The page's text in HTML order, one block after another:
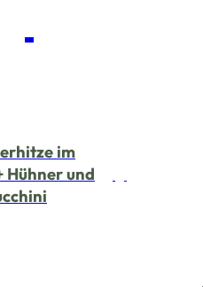
im
Hühner und